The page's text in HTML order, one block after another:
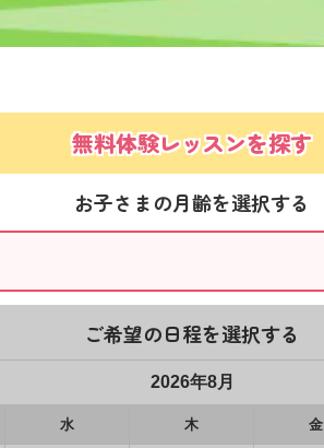
無料体験レッスンを探す
お子さまの月齢を選択する
ご希望の日程を選択する
2026年8月
水 木 金